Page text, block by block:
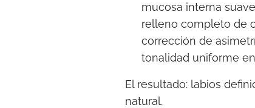
✔ mucosa interna suave
✔ relleno completo de
✔ corrección de
✔ tonalidad uniforme
El resultado: labios
natural.